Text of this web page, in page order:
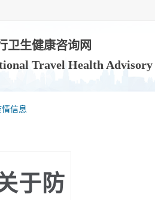
卫生健康咨询网
Travel Health
情信息
于防